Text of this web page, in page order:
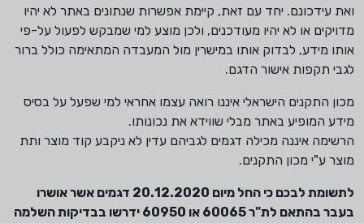
ואת עידכונם. יחד עם זאת, קיימת אפשרות שנתונים באתר לא יהיו
מדויקים או לא יהיו מעודכנים, ולכן מוצע למי שמבקש לפעול על-פי
אותו מידע, לבדוק אותו במישרין מול המעבדה המתאימה כולל ברור
לגבי תקפות אישור הדגם.
מכון התקנים הישראלי איננו רואה עצמו אחראי למי שפעל על בסיס
מידע המופיע באתר מבלי שווידא את נכונותו.
הרשימה איננה מכילה דגמים לגביהם עדין לא ניקבע קוד מוצר ותת
מוצר ע"י מכון התקנים.
לתשומת לבכם כי החל מיום 20.12.2020 דגמים אשר אושרו
בעבר בהתאם לת"ר 60065 או 60950 ידרשו בבדיקות השלמה